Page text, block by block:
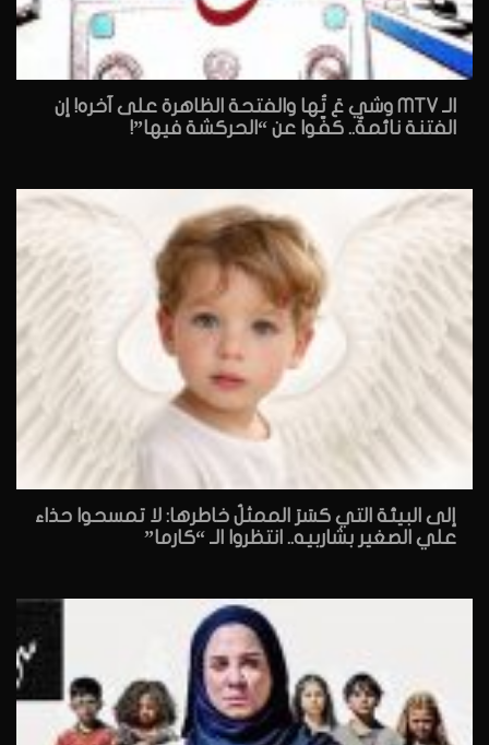
الـ MTV وشي عَ تُها والفتحة الظاهرة على آخره! إن
الفتنة نائمةٌ.. كفّوا عن “الحركشة فيها”!
إلى البيئة التي كسَرَ الممثلُ خاطرها: لا تمسحوا حذاء
علي الصغير بشاربيه.. انتظروا الـ “كارما”